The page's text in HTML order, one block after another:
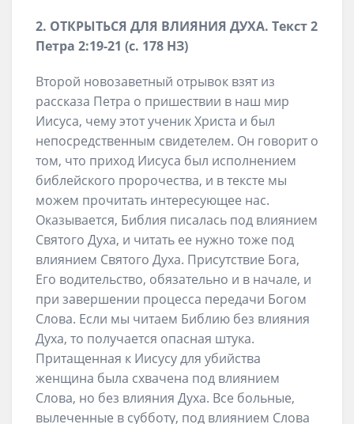
2. ОТКРЫТЬСЯ ДЛЯ ВЛИЯНИЯ ДУХА. Текст 2
Петра 2:19-21 (с. 178 НЗ)
Второй новозаветный отрывок взят из
рассказа Петра о пришествии в наш мир
Иисуса, чему этот ученик Христа и был
непосредственным свидетелем. Он говорит о
том, что приход Иисуса был исполнением
библейского пророчества, и в тексте мы
можем прочитать интересующее нас.
Оказывается, Библия писалась под влиянием
Святого Духа, и читать ее нужно тоже под
влиянием Святого Духа. Присутствие Бога,
Его водительство, обязательно и в начале, и
при завершении процесса передачи Богом
Слова. Если мы читаем Библию без влияния
Духа, то получается опасная штука.
Притащенная к Иисусу для убийства
женщина была схвачена под влиянием
Слова, но без влияния Духа. Все больные,
вылеченные в субботу, под влиянием Слова